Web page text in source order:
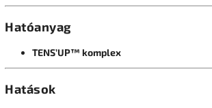
Hatóanyag
TENS’UP™ komplex
Hatások